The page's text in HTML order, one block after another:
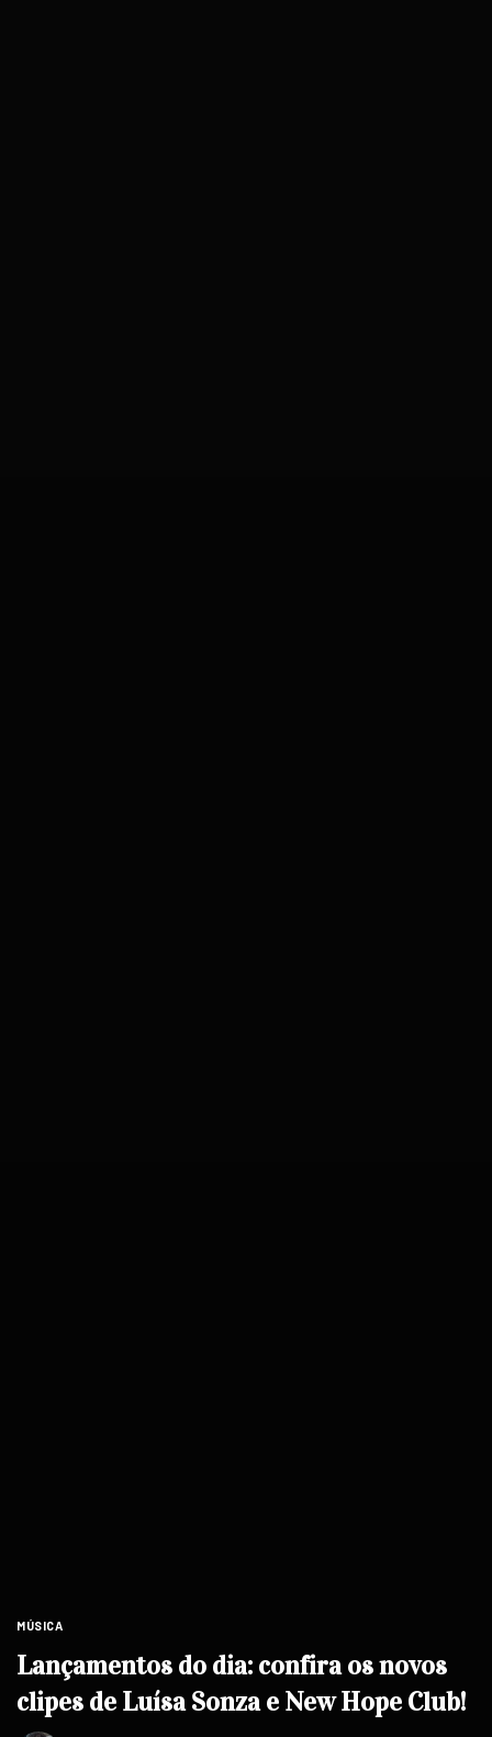
MÚSICA
Lançamentos do dia: confira os novos
clipes de Luísa Sonza e New Hope Club!